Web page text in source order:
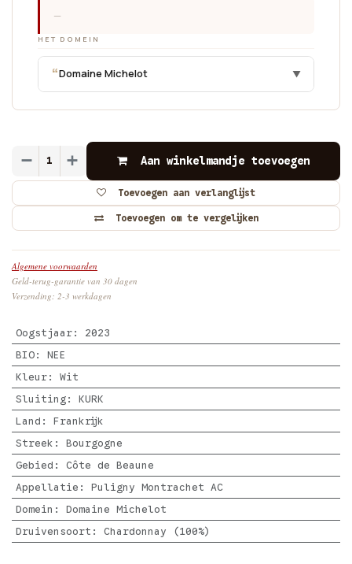
—
HET DOMEIN
“Domaine Michelot ▼
Aan winkelmandje toevoegen
Toevoegen om te vergelijken
Toevoegen aan verlanglijst
Algemene voorwaarden
Geld-terug-garantie van 30 dagen
Verzending: 2-3 werkdagen
Oogstjaar: 2023
BIO: NEE
Kleur: Wit
Sluiting: KURK
Land : Frankrijk
Streek : Bourgogne
Gebied : Côte de Beaune
Appellatie : Puligny Montrachet AC
Domein : Domaine Michelot
Druivensoort : Chardonnay (100%)